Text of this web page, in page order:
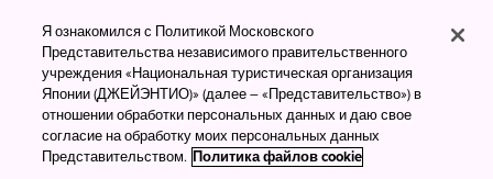
Зоопарки и
океанариумы
Всё самое лучшее
Я ознакомился с Политикой Московского
Представительства независимого правительственного
учреждения «Национальная туристическая организация
Японии (ДЖЕЙЭНТИО)» (далее – «Представительство») в
отношении обработки персональных данных и даю свое
согласие на обработку моих персональных данных
Представительством. Политика файлов cookie